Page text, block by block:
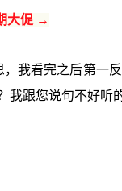
大促 →
，我看完之后第一
我跟您说句不好